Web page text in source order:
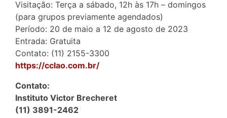
Visitação: Terça a sábado, 12h às 17h – domingos
(para grupos previamente agendados)
Período: 20 de maio a 12 de agosto de 2023
Entrada: Gratuita
Contato: (11) 2155-3300
https://cclao.com.br/
Contato:
Instituto Victor Brecheret
(11) 3891-2462